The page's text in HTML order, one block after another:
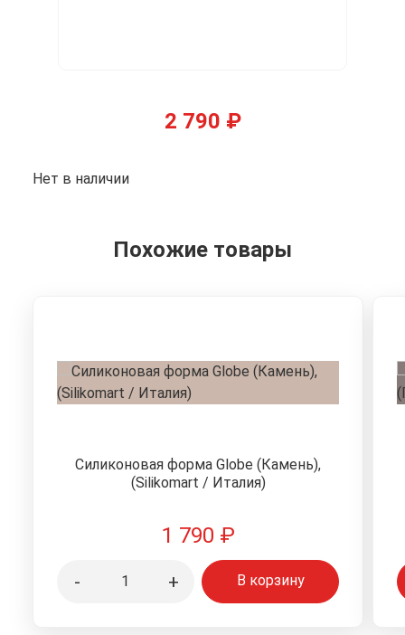
2 790 ₽
Нет в наличии
Похожие товары
Силиконовая форма Globe (Камень),
(Silikomart / Италия)
1 790 ₽
- + В корзину